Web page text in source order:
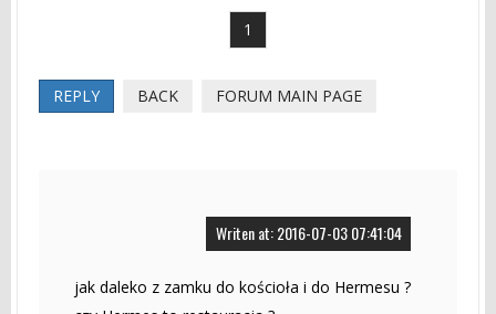
1
REPLY BACK FORUM MAIN PAGE
Writen at: 2016-07-03 07:41:04
jak daleko z zamku do kościoła i do Hermesu ?